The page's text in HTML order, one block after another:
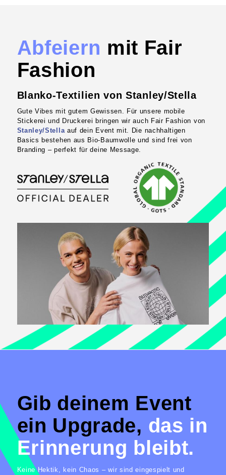
Abfeiern mit Fair
Fashion
Blanko-Textilien von Stanley/Stella
Gute Vibes mit gutem Gewissen. Für unsere mobile
Stickerei und Druckerei bringen wir auch Fair Fashion von
Stanley/Stella auf dein Event mit. Die nachhaltigen
Basics bestehen aus Bio-Baumwolle und sind frei von
Branding – perfekt für deine Message.
Gib deinem Event
ein Upgrade, das in
Erinnerung bleibt.
Keine Hektik, kein Chaos – wir sind eingespielt und